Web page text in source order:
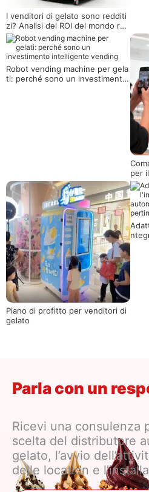
I venditori di gelato sono redditi
zi? Analisi del ROI del mondo rea
le
Robot vending machine per gela
ti: perché sono un investimento
per
ù
Piano di profitto per venditori di
gelato
Parla con un
Ricevi una consulenza
scelta del distributore
gelato, l’avvio
delle location e